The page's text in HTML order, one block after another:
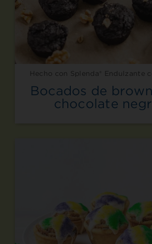
Hecho con Splenda® Endulzante
Bocados de
chocolate